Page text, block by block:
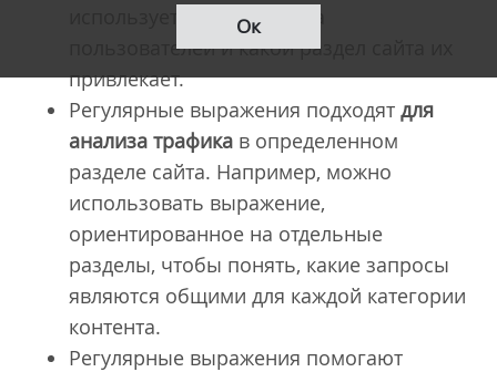
использует каждая группа
пользователей и какой раздел сайта их
привлекает.
Регулярные выражения подходятдля
анализа трафика в определенном
разделе сайта. Например, можно
использовать выражение,
ориентированное на отдельные
разделы, чтобы понять, какие запросы
являются общими для каждой категории
контента.
Регулярные выражения помогают
Ок